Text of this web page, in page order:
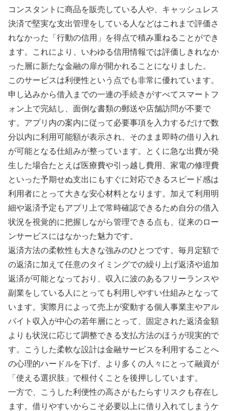
コンスタントに商品を販売している人や、キャッシュレス
決済で堅実な支出管理をしている人などはこれまで評価さ
れなかった「行動の信用」を得点で積み重ねることができ
ます。これにより、いわゆる信用情報では評価しきれなか
った層に新たな金融の扉が開かれることになりました。
このサービスは利便性という点でも非常に優れています。
申し込みから借入までの一連の手続きがすべてスマートフ
ォン上で完結し、面倒な書類の郵送や店舗訪問が不要で
す。アプリ内の案内に従って必要事項を入力するだけで数
分以内に利用可能額が表示され、そのまま即時の借り入れ
が可能となる仕組みが整っています。とくに急な出費が発
生した場合たとえば医療費や引っ越し費用、家電の修理費
といった予期せぬ支出にもすぐに対応できるスピード感は
利用者にとって大きな安心材料となります。加えて利用明
細や返済予定もアプリ上で常時確認できるため自分の借入
状況を視覚的に把握しながら管理できる点も、従来のロー
ンサービスにはなかった魅力です。
返済方法の柔軟性も大きな強みのひとつです。毎月定額で
の返済に加えて任意のタイミングでの繰り上げ返済や追加
返済が可能となっており、収入に波のあるフリーランスや
副業をしている人にとっても利用しやすい仕組みとなって
います。実際月によって売上が変動する個人事業主やアル
バイト収入が中心の若年層にとって、固定された返済金額
よりも状況に応じて調整できる支払方法のほうが現実的で
す。こうした柔軟な設計は金融サービスを利用することへ
の心理的ハードルを下げ、より多くの人々にとって融資が
「使える選択肢」で根付くことを後押ししています。
一方で、こうした利便性の高さがもたらすリスクも存在し
ます。借りやすいからこそ必要以上に借り入れてしまうケ